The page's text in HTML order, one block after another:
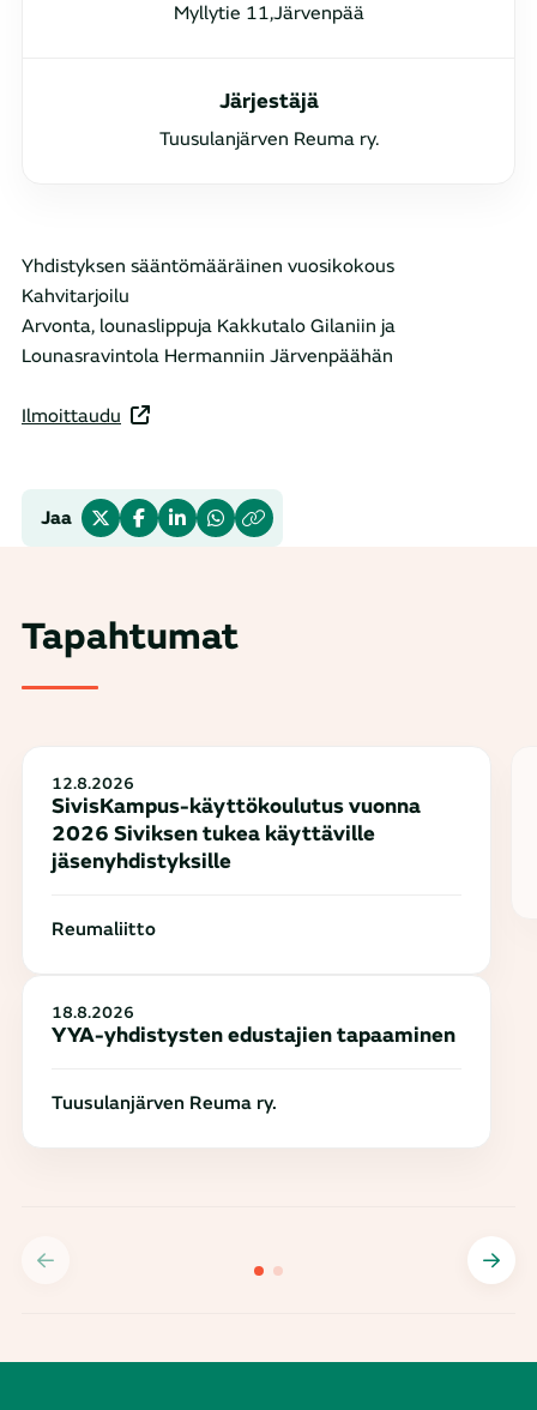
Myllytie 11,Järvenpää
Järjestäjä
Tuusulanjärven Reuma ry.
Yhdistyksen sääntömääräinen vuosikokous
Kahvitarjoilu
Arvonta, lounaslippuja Kakkutalo Gilaniin ja
Lounasravintola Hermanniin Järvenpäähän
Ilmoittaudu
Jaa
Tapahtumat
12.8.2026
SivisKampus-käyttökoulutus vuonna
2026 Siviksen tukea käyttäville
jäsenyhdistyksille
Reumaliitto
18.8.2026
YYA-yhdistysten edustajien tapaaminen
Tuusulanjärven Reuma ry.